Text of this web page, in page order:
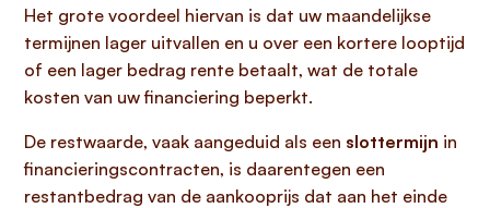
Het grote voordeel hiervan is dat uw maandelijkse
termijnen lager uitvallen en u over een kortere looptijd
of een lager bedrag rente betaalt, wat de totale
kosten van uw financiering beperkt.
De restwaarde, vaak aangeduid als een slottermijn in
financieringscontracten, is daarentegen een
restantbedrag van de aankooprijs dat aan het einde